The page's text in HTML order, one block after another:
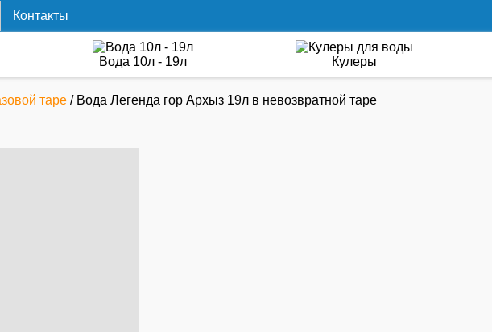
Контакты
Вода 10л - 19л Кулеры
таре / Вода Легенда гор Архыз 19л в невозвратной таре